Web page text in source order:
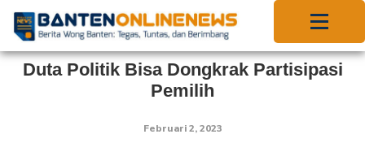
Duta Politik Bisa Dongkrak Partisipasi
Pemilih
Februari 2, 2023